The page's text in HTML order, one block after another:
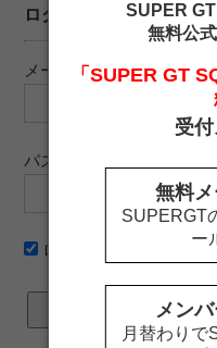
ログイン
メールアドレス
パスワード
ログイン情報を記憶
SUPER GT
無料公
「SUPER GT
受付
無料
SUPERGT
ー
メン
月替わりで